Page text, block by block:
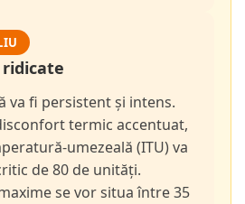
va fi persistent și intens.
termic accentuat,
umezeală (ITU) va
de 80 de unități.
se vor situa între 35